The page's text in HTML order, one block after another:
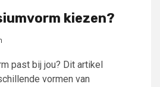
kiezen?
past bij jou? Dit artikel
vormen van